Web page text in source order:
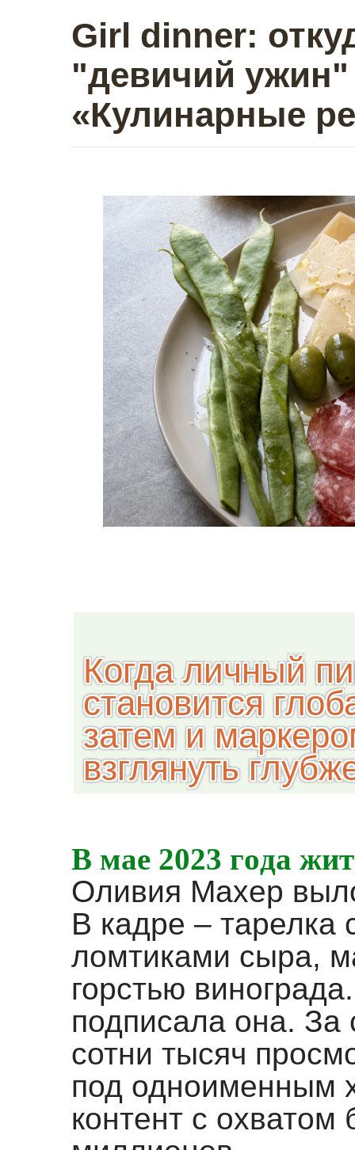
Girl dinner:
"девичий
«Кулинарные
Когда личный
становится
затем и
взглянуть
В мае 2023 года
Оливия Махер
В кадре – тарелка
ломтиками сыра,
горстью
подписала она. За
сотни тысяч
под одноименным
контент с охватом